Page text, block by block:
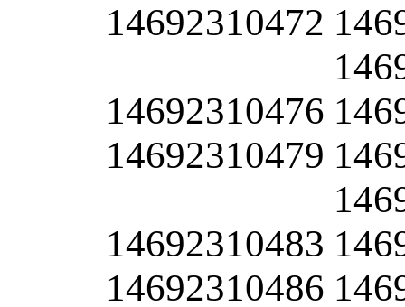
14692310472
14692310476
14692310479
14692310483
14692310486